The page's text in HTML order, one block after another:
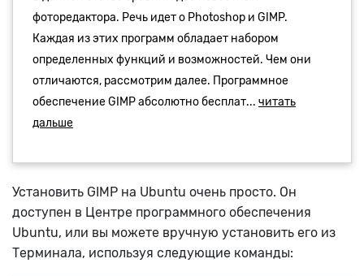
Установить GIMP на Ubuntu очень просто. Он
доступен в Центре программного обеспечения
Ubuntu, или вы можете вручную установить его из
Терминала, используя следующие команды: